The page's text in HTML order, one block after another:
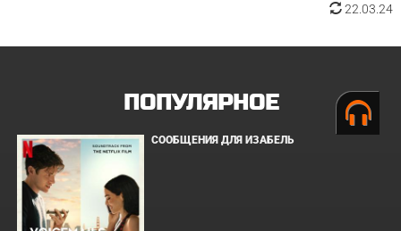
22.03.24
ПОПУЛЯРНОЕ
СООБЩЕНИЯ ДЛЯ ИЗАБЕЛЬ